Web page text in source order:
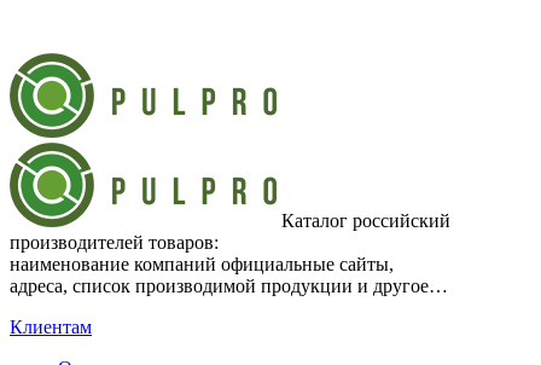
Каталог российский
производителей товаров:
наименование компаний официальные сайты,
адреса, список производимой продукции и другое…
Клиентам